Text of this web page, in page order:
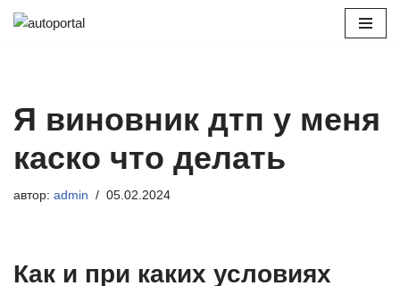
Я виновник дтп у меня
каско что делать
автор: admin 05.02.2024
Как и при каких условиях